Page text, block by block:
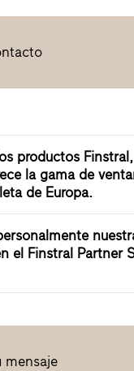
productos Finstral,
la gama de
de Europa.
el Finstral Partner
mensaje